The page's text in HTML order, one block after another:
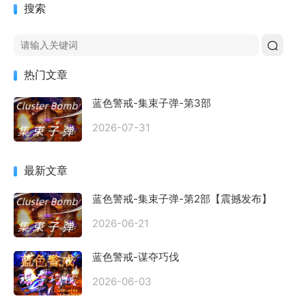
搜索
热门文章
蓝色警戒-集束子弹-第3部
2026-07-31
最新文章
蓝色警戒-集束子弹-第2部【震撼发布】
2026-06-21
蓝色警戒-谋夺巧伐
2026-06-03